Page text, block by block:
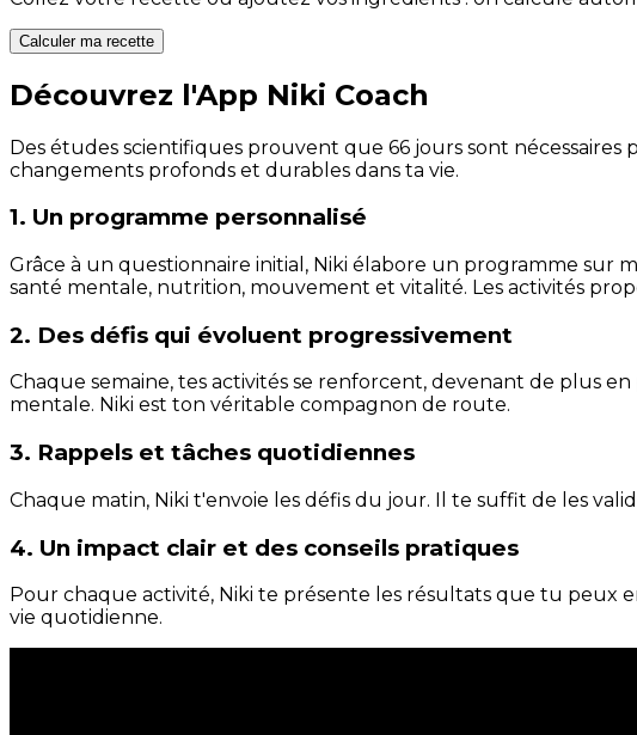
Calculer ma recette
Découvrez l'App Niki Coach
Des études scientifiques prouvent que 66 jours sont
changements profonds et durables dans ta vie.
1. Un programme personnalisé
Grâce à un questionnaire initial, Niki élabore un programme sur
santé mentale, nutrition, mouvement et vitalité. Les activités
2. Des défis qui évoluent progressivement
Chaque semaine, tes activités se renforcent, devenant de plus
mentale. Niki est ton véritable compagnon de route.
3. Rappels et tâches quotidiennes
Chaque matin, Niki t'envoie les défis du jour. Il te suffit de les
4. Un impact clair et des conseils pratiques
Pour chaque activité, Niki te présente les résultats que tu peux
vie quotidienne.